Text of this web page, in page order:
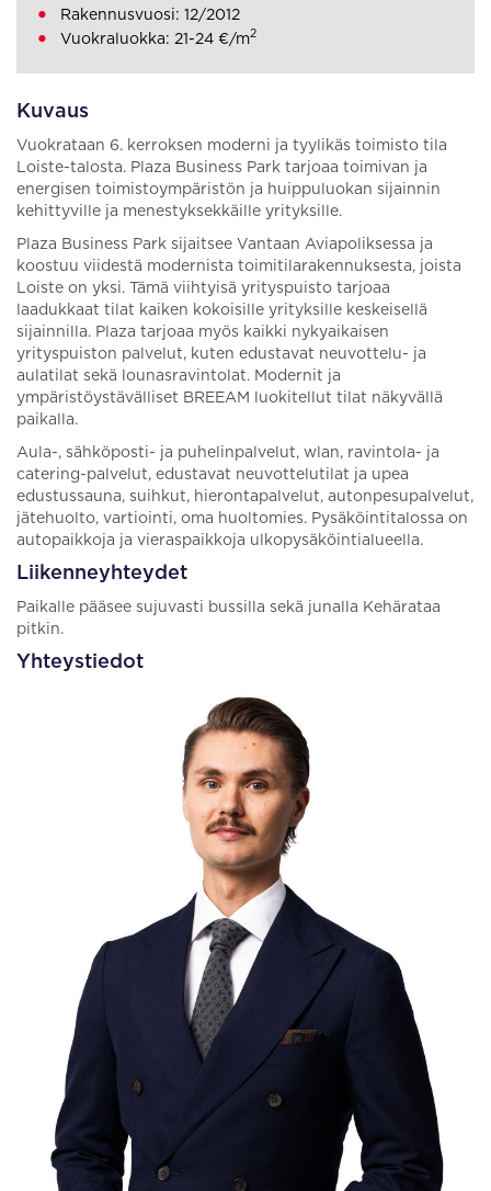
Kuvaus
Vuokrataan 6. kerroksen moderni ja tyylikäs toimisto tila
Loiste-talosta. Plaza Business Park tarjoaa toimivan ja
energisen toimistoympäristön ja huippuluokan sijainnin
kehittyville ja menestyksekkäille yrityksille.
Plaza Business Park sijaitsee Vantaan Aviapoliksessa ja
koostuu viidestä modernista toimitilarakennuksesta, joista
Loiste on yksi. Tämä viihtyisä yrityspuisto tarjoaa
laadukkaat tilat kaiken kokoisille yrityksille keskeisellä
sijainnilla. Plaza tarjoaa myös kaikki nykyaikaisen
yrityspuiston palvelut, kuten edustavat neuvottelu- ja
aulatilat sekä lounasravintolat. Modernit ja
ympäristöystävälliset BREEAM luokitellut tilat näkyvällä
paikalla.
Aula-, sähköposti- ja puhelinpalvelut, wlan, ravintola- ja
catering-palvelut, edustavat neuvottelutilat ja upea
edustussauna, suihkut, hierontapalvelut, autonpesupalvelut,
jätehuolto, vartiointi, oma huoltomies. Pysäköintitalossa on
autopaikkoja ja vieraspaikkoja ulkopysäköintialueella.
Liikenneyhteydet
Paikalle pääsee sujuvasti bussilla sekä junalla Kehärataa
pitkin.
Yhteystiedot
Rakennusvuosi: 12/2012
Vuokraluokka: 21-24 €/m2